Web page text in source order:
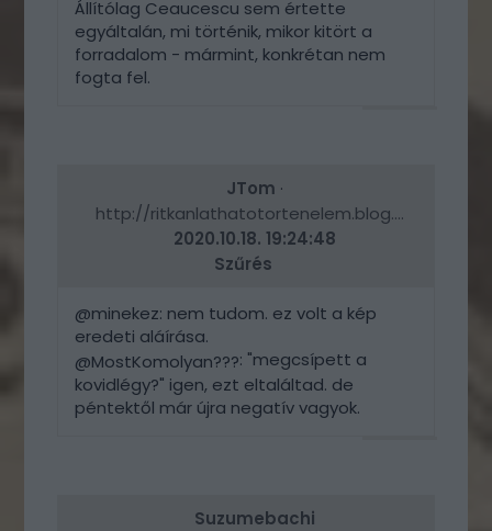
Állítólag Ceaucescu sem értette
egyáltalán, mi történik, mikor kitört a
forradalom - mármint, konkrétan nem
fogta fel.
JTom ·
http://ritkanlathatotortenelem.blog.hu
2020.10.18. 19:24:48
Szűrés
@minekez: nem tudom. ez volt a kép
eredeti aláírása.
@MostKomolyan???: "megcsípett a
kovidlégy?" igen, ezt eltaláltad. de
péntektől már újra negatív vagyok.
Suzumebachi